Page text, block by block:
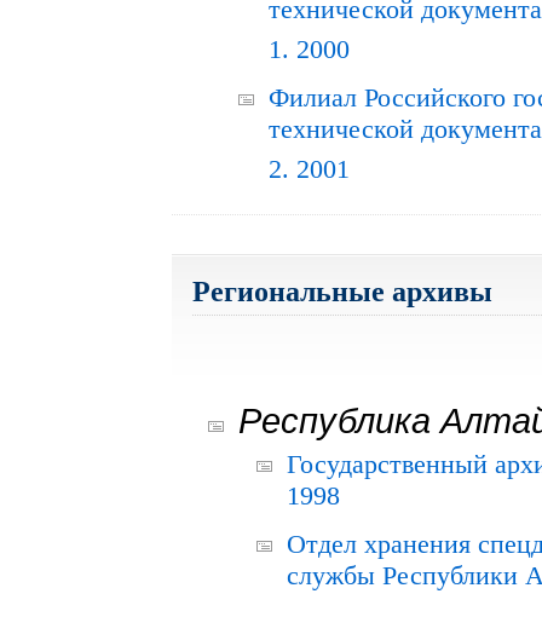
технической
1. 2000
Филиал Российского
технической
2. 2001
Региональные архивы
Республика
Государственный
1998
Отдел хранения
службы Республики